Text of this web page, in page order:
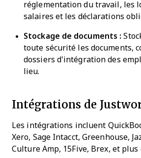
réglementation du travail, les
salaires et les déclarations
Stockage de documents :
toute sécurité les documents,
dossiers d'intégration des
lieu.
Intégrations de
Les intégrations incluent
Xero, Sage Intacct, Greenhouse,
Culture Amp, 15Five, Brex, et plus